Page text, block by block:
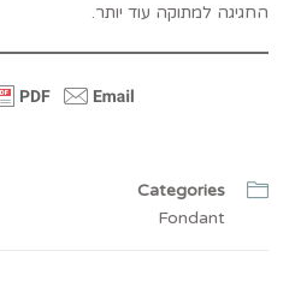
החגיגה למתוקה עוד יותר.
Categories
Fondant